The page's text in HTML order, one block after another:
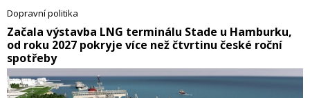
podnikání, p. o., vystoupí nejvýznamnější osobnosti a odborníci, kteří
v prostorách Císařských lázní povedou ve dnech 10. a 11. září
2024 diskusi o současnosti i budoucnosti vodíku.
Dopravní politika
​Začala výstavba LNG terminálu Stade u Hamburku,
od roku 2027 pokryje více než čtvrtinu české roční
spotřeby